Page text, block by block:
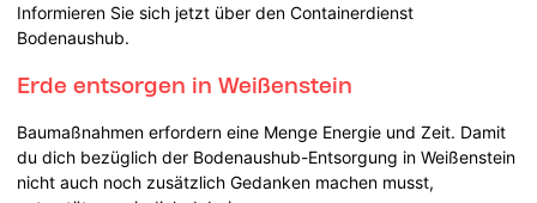
Informieren Sie sich jetzt über den Containerdienst
Bodenaushub.
Erde entsorgen in Weißenstein
Baumaßnahmen erfordern eine Menge Energie und Zeit. Damit
du dich bezüglich der Bodenaushub-Entsorgung in Weißenstein
nicht auch noch zusätzlich Gedanken machen musst,